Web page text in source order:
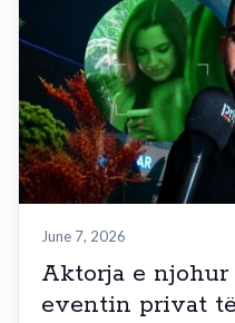
June 7, 2026
Aktorja e
eventin privat